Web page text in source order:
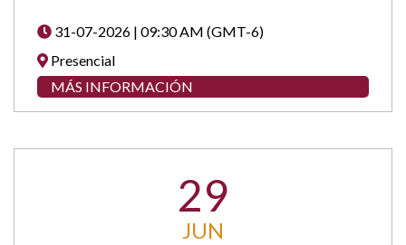
31-07-2026 | 09:30 AM (GMT-6)
Presencial
MÁS INFORMACIÓN
29
JUN